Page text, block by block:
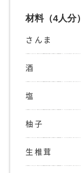
材料（4人分）
さんま
酒
塩
柚子
生椎茸